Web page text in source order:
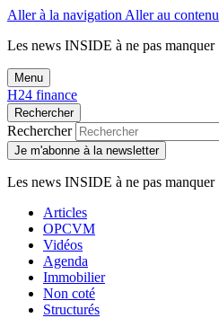
Aller à la navigation Aller au contenu
Les news INSIDE à ne pas manquer
Menu
H24 finance
Rechercher
Rechercher
Je m'abonne à la newsletter
Les news INSIDE à ne pas manquer
Articles
OPCVM
Vidéos
Agenda
Immobilier
Non coté
Structurés